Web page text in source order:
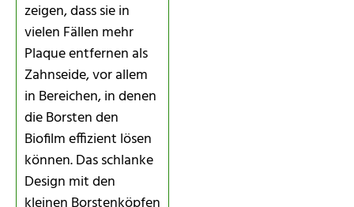
zeigen, dass sie in
vielen Fällen mehr
Plaque entfernen als
Zahnseide, vor allem
in Bereichen, in denen
die Borsten den
Biofilm effizient lösen
können. Das schlanke
Design mit den